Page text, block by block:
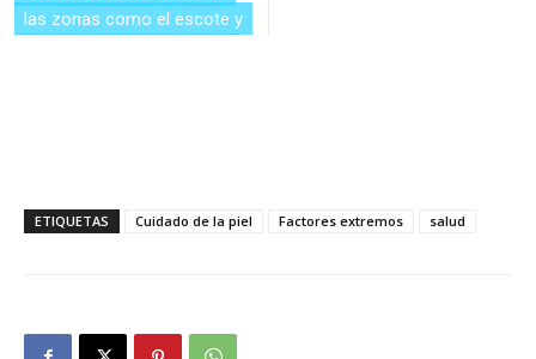
las zonas como el escote y
ETIQUETAS Cuidado de la piel Factores extremos salud